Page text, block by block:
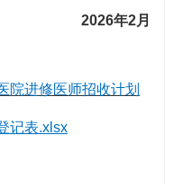
2026年2月
院进修医师招收计划
记表.xlsx